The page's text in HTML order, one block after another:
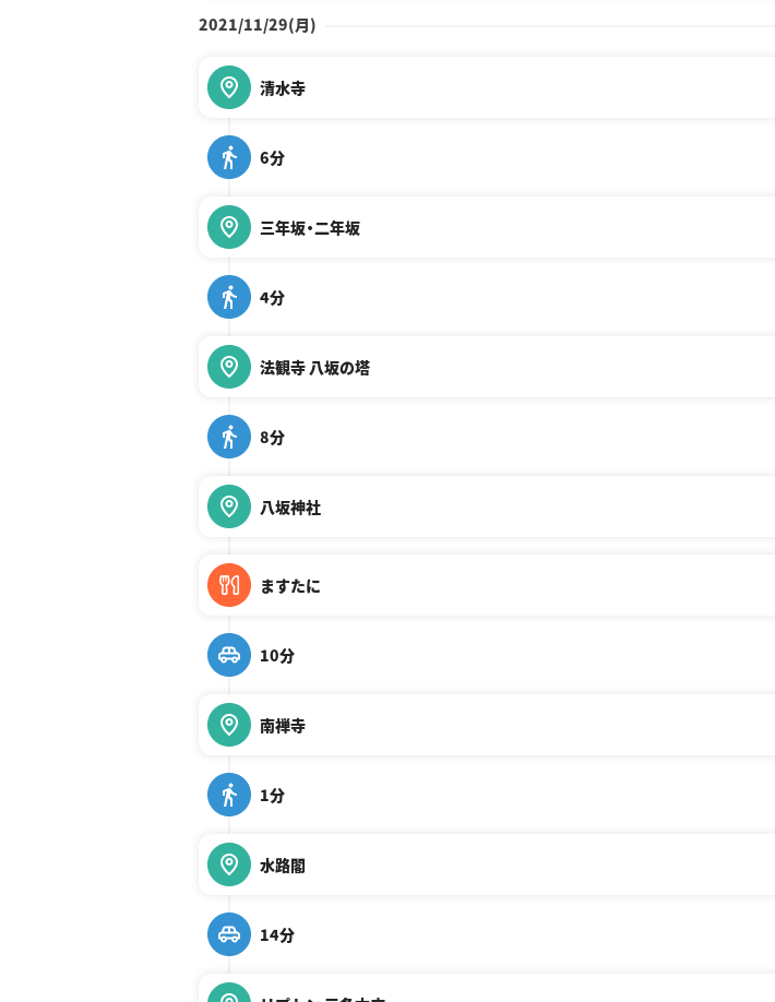
2021/11/29(月)
清水寺
6分
三年坂・二年坂
4分
法観寺 八坂の塔
8分
八坂神社
ますたに
10分
南禅寺
1分
水路閣
14分